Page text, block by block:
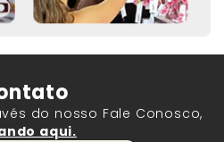
do nosso Fale Conosco,
aqui.